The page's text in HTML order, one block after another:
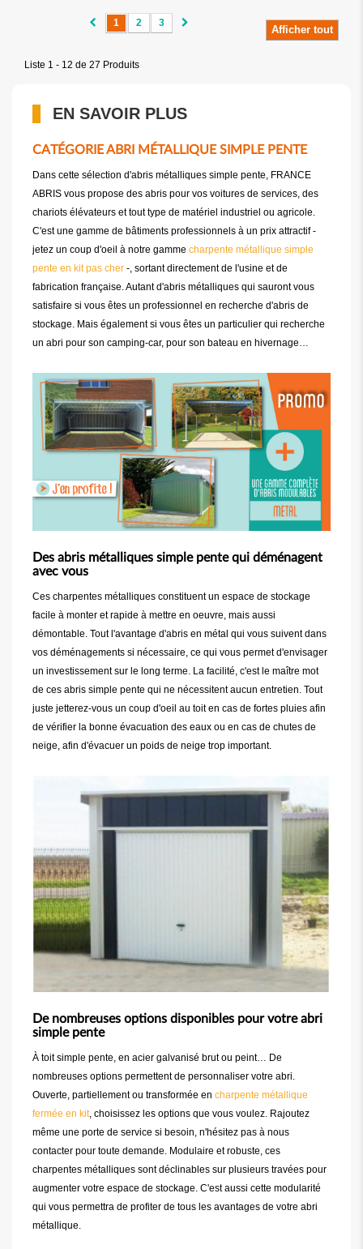
Afficher tout
1 2 3
Liste 1 - 12 de 27 Produits
EN SAVOIR PLUS
CATÉGORIE ABRI MÉTALLIQUE SIMPLE PENTE
Dans cette sélection d'abris métalliques simple pente, FRANCE
ABRIS vous propose des abris pour vos voitures de services, des
chariots élévateurs et tout type de matériel industriel ou agricole.
C'est une gamme de bâtiments professionnels à un prix attractif -
jetez un coup d'oeil à notre gamme charpente métallique simple
pente en kit pas cher -, sortant directement de l'usine et de
fabrication française. Autant d'abris métalliques qui sauront vous
satisfaire si vous êtes un professionnel en recherche d'abris de
stockage. Mais également si vous êtes un particulier qui recherche
un abri pour son camping-car, pour son bateau en hivernage…
Des abris métalliques simple pente qui déménagent
avec vous
Ces charpentes métalliques constituent un espace de stockage
facile à monter et rapide à mettre en oeuvre, mais aussi
démontable. Tout l'avantage d'abris en métal qui vous suivent dans
vos déménagements si nécessaire, ce qui vous permet d'envisager
un investissement sur le long terme. La facilité, c'est le maître mot
de ces abris simple pente qui ne nécessitent aucun entretien. Tout
juste jetterez-vous un coup d'oeil au toit en cas de fortes pluies afin
de vérifier la bonne évacuation des eaux ou en cas de chutes de
neige, afin d'évacuer un poids de neige trop important.
De nombreuses options disponibles pour votre abri
simple pente
À toit simple pente, en acier galvanisé brut ou peint… De
nombreuses options permettent de personnaliser votre abri.
Ouverte, partiellement ou transformée en charpente métallique
fermée en kit, choisissez les options que vous voulez. Rajoutez
même une porte de service si besoin, n'hésitez pas à nous
contacter pour toute demande. Modulaire et robuste, ces
charpentes métalliques sont déclinables sur plusieurs travées pour
augmenter votre espace de stockage. C'est aussi cette modularité
qui vous permettra de profiter de tous les avantages de votre abri
métallique.